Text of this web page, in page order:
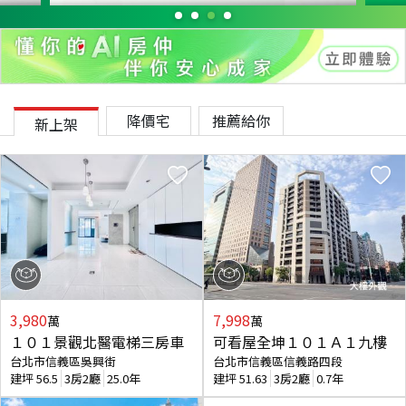
新上架 降價宅 推薦給你
3,980萬
１０１景觀北醫電梯三房車
台北市信義區吳興街
建坪56.5 3房2廳 25.0年
7,998萬
可看屋全坤１０１Ａ１九樓
台北市信義區信義路四段
建坪51.63 3房2廳 0.7年